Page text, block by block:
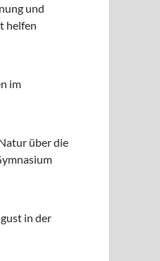
und
helfen
im
über die
in der